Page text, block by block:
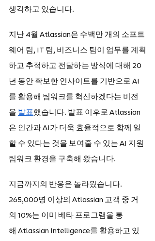
생각하고 있습니다.
지난 4월 Atlassian은 수백만 개의 소프트
웨어 팀, IT 팀, 비즈니스 팀이 업무를 계획
하고 추적하고 전달하는 방식에 대해 20
년 동안 확보한 인사이트를 기반으로 AI
를 활용해 팀워크를 혁신하겠다는 비전
을 발표했습니다. 발표 이후로 Atlassian
은 인간과 AI가 더욱 효율적으로 함께 일
할 수 있다는 것을 보여줄 수 있는 AI 지원
팀워크 환경을 구축해 왔습니다.
지금까지의 반응은 놀라웠습니다.
265,000명 이상의 Atlassian 고객 중 거
의 10%는 이미 베타 프로그램을 통
해 Atlassian Intelligence를 활용하고 있